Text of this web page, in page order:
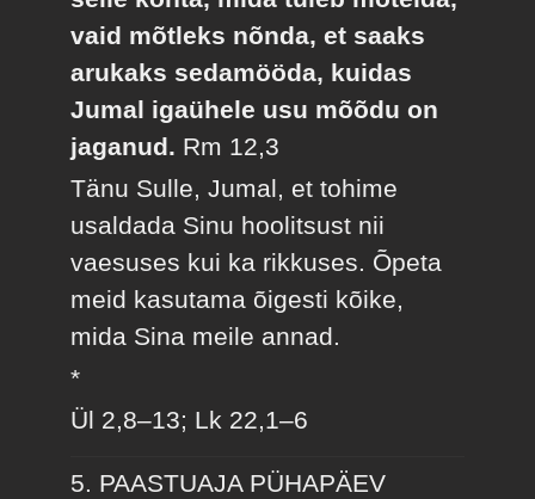
vaid mõtleks nõnda, et saaks
arukaks sedamööda, kuidas
Jumal igaühele usu mõõdu on
jaganud. Rm 12,3
Tänu Sulle, Jumal, et tohime
usaldada Sinu hoolitsust nii
vaesuses kui ka rikkuses. Õpeta
meid kasutama õigesti kõike,
mida Sina meile annad.
*
Ül 2,8–13; Lk 22,1–6
5. PAASTUAJA PÜHAPÄEV